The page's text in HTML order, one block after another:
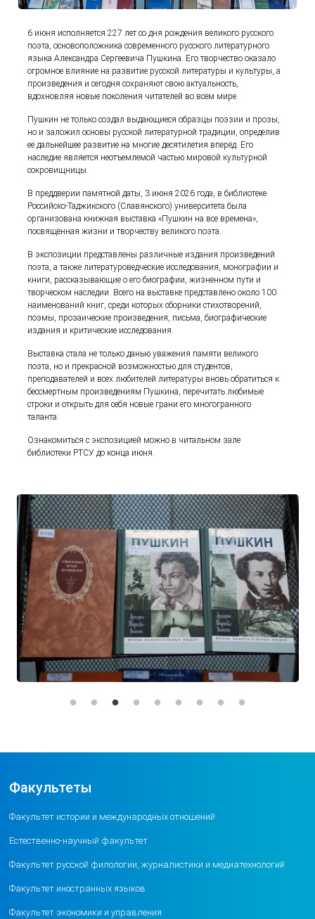
6 июня исполняется 227 лет со дня рождения великого русского
поэта, основоположника современного русского литературного
языка Александра Сергеевича Пушкина. Его творчество оказало
огромное влияние на развитие русской литературы и культуры, а
произведения и сегодня сохраняют свою актуальность,
вдохновляя новые поколения читателей во всём мире.
Пушкин не только создал выдающиеся образцы поэзии и прозы,
но и заложил основы русской литературной традиции, определив
её дальнейшее развитие на многие десятилетия вперёд. Его
наследие является неотъемлемой частью мировой культурной
сокровищницы.
В преддверии памятной даты, 3 июня 2026 года, в библиотеке
Российско-Таджикского (Славянского) университета была
организована книжная выставка «Пушкин на все времена»,
посвящённая жизни и творчеству великого поэта.
В экспозиции представлены различные издания произведений
поэта, а также литературоведческие исследования, монографии и
книги, рассказывающие о его биографии, жизненном пути и
творческом наследии. Всего на выставке представлено около 100
наименований книг, среди которых сборники стихотворений,
поэмы, прозаические произведения, письма, биографические
издания и критические исследования.
Выставка стала не только данью уважения памяти великого
поэта, но и прекрасной возможностью для студентов,
преподавателей и всех любителей литературы вновь обратиться к
бессмертным произведениям Пушкина, перечитать любимые
строки и открыть для себя новые грани его многогранного
таланта.
Ознакомиться с экспозицией можно в читальном зале
библиотеки РТСУ до конца июня.
Факультеты
Факультет истории и международных отношений
Естественно-научный факультет
Факультет русской филологии, журналистики и медиатехнологий
Факультет иностранных языков
Факультет экономики и управления